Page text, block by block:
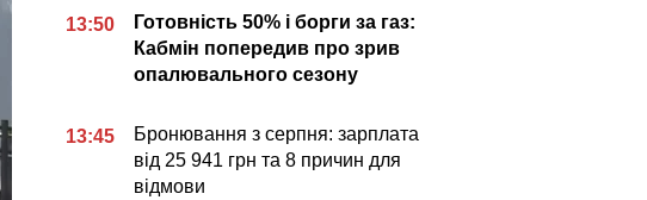
13:50
Готовність 50% і борги за газ:
Кабмін попередив про зрив
опалювального сезону
13:45
Бронювання з серпня: зарплата
від 25 941 грн та 8 причин для
відмови